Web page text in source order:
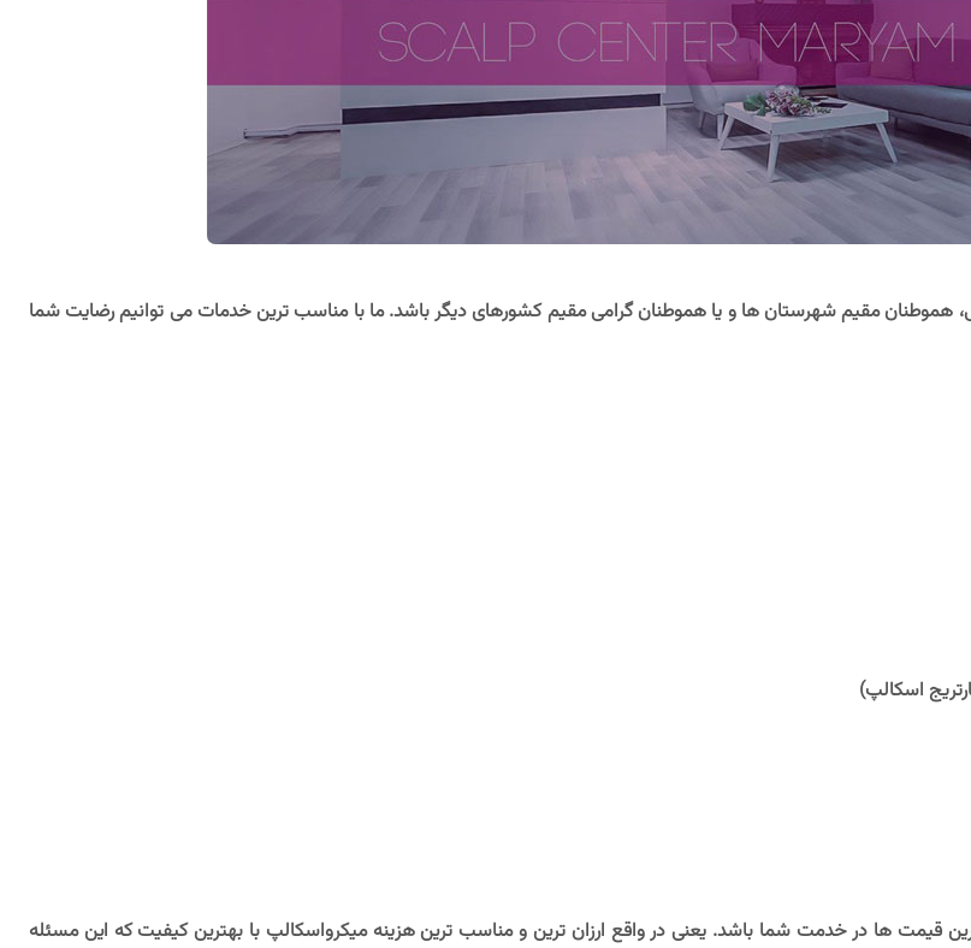
هموطنان مقیم شهرستان ها و یا هموطنان گرامی مقیم کشورهای دیگر باشد. ما با مناسب ترین خدمات می توانیم رضایت شما
اسکالپ)
قیمت ها در خدمت شما باشد. یعنی در واقع ارزان ترین و مناسب ترین هزینه میکرواسکالپ با بهترین کیفیت که این مسئله